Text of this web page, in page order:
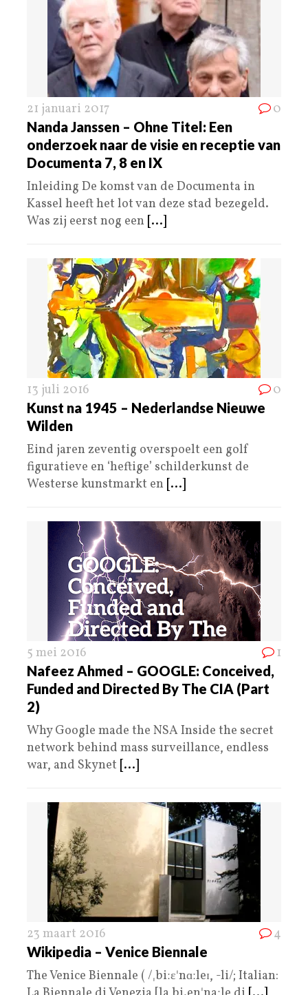
21 januari 2017 0
Nanda Janssen – Ohne Titel: Een
onderzoek naar de visie en receptie van
Documenta 7, 8 en IX
Inleiding De komst van de Documenta in
Kassel heeft het lot van deze stad bezegeld.
Was zij eerst nog een [...]
13 juli 2016 0
Kunst na 1945 – Nederlandse Nieuwe
Wilden
Eind jaren zeventig overspoelt een golf
figuratieve en ‘heftige’ schilderkunst de
Westerse kunstmarkt en [...]
5 mei 2016 1
Nafeez Ahmed – GOOGLE: Conceived,
Funded and Directed By The CIA (Part
2)
Why Google made the NSA Inside the secret
network behind mass surveillance, endless
war, and Skynet [...]
23 maart 2016 4
Wikipedia – Venice Biennale
The Venice Biennale ( /ˌbiːɛˈnɑːleɪ, -li/; Italian: